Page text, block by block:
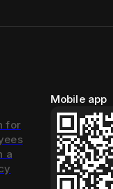
for
a
Mobile app